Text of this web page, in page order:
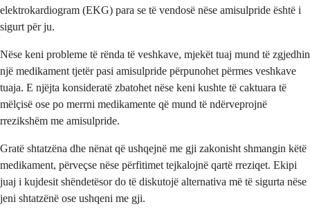
elektrokardiogram (EKG) para se të vendosë nëse amisulpride është i
sigurt për ju.
Nëse keni probleme të rënda të veshkave, mjekët tuaj mund të zgjedhin
një medikament tjetër pasi amisulpride përpunohet përmes veshkave
tuaja. E njëjta konsideratë zbatohet nëse keni kushte të caktuara të
mëlçisë ose po merrni medikamente që mund të ndërveprojnë
rrezikshëm me amisulpride.
Gratë shtatzëna dhe nënat që ushqejnë me gji zakonisht shmangin këtë
medikament, përveçse nëse përfitimet tejkalojnë qartë rreziqet. Ekipi
juaj i kujdesit shëndetësor do të diskutojë alternativa më të sigurta nëse
jeni shtatzënë ose ushqeni me gji.